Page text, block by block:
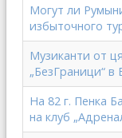
Могут ли
избыточного
Музиканти от
„БезГраници“ в
На 82 г. Пенка
на клуб